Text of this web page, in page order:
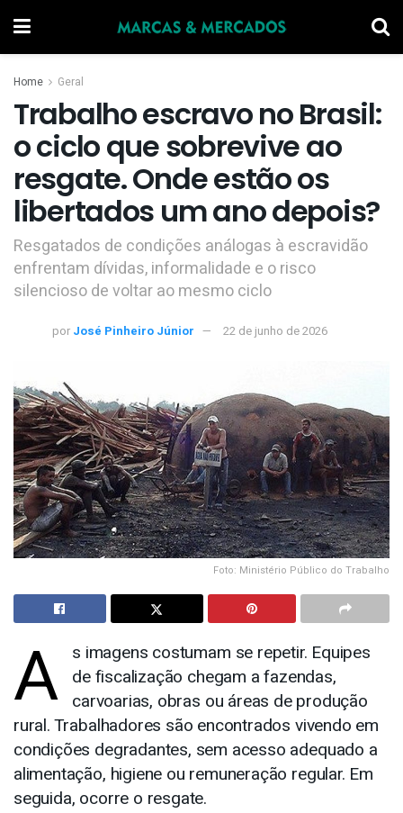
Home Geral
Trabalho escravo no Brasil:
o ciclo que sobrevive ao
resgate. Onde estão os
libertados um ano depois?
Resgatados de condições análogas à escravidão
enfrentam dívidas, informalidade e o risco
silencioso de voltar ao mesmo ciclo
por José Pinheiro Júnior 22 de junho de 2026
Foto: Ministério Público do Trabalho
A s imagens costumam se repetir. Equipes
de fiscalização chegam a fazendas,
carvoarias, obras ou áreas de produção
rural. Trabalhadores são encontrados vivendo em
condições degradantes, sem acesso adequado a
alimentação, higiene ou remuneração regular. Em
seguida, ocorre o resgate.